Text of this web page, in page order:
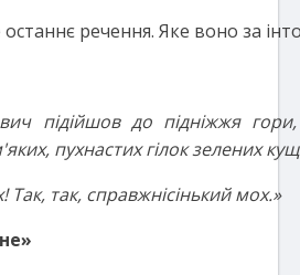
речення. Яке воно за
підійшов до підніжжя
пухнастих гілок зелених
Так, так, справжнісінький мох.»